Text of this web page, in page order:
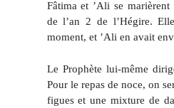
Fâtima et ’Ali se
de l’an 2 de l’Hégire.
moment, et ’Ali en avait
Le Prophète lui-même
Pour le repas de noce, on
figues et une mixture de